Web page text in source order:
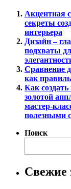
Акцентная
секреты
интерьера
Дизайн –
подхваты
Сравнение
как
Как
золотой
мастер-
полезными
Поиск
Свежие